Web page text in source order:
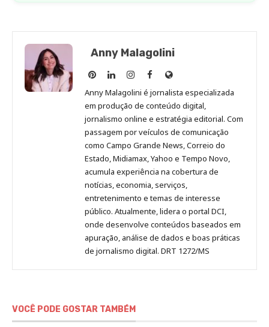
Anny Malagolini
Anny
Malagolini
no
Pinterest
Anny
Malagolini
no
LinkedIn
Anny
Malagolini
no
Instagram
Anny
Malagolini
no
Facebook
Site
de
Anny
Malagolini
Anny Malagolini é jornalista especializada
em produção de conteúdo digital,
jornalismo online e estratégia editorial. Com
passagem por veículos de comunicação
como Campo Grande News, Correio do
Estado, Midiamax, Yahoo e Tempo Novo,
acumula experiência na cobertura de
notícias, economia, serviços,
entretenimento e temas de interesse
público. Atualmente, lidera o portal DCI,
onde desenvolve conteúdos baseados em
apuração, análise de dados e boas práticas
de jornalismo digital. DRT 1272/MS
VOCÊ PODE GOSTAR TAMBÉM